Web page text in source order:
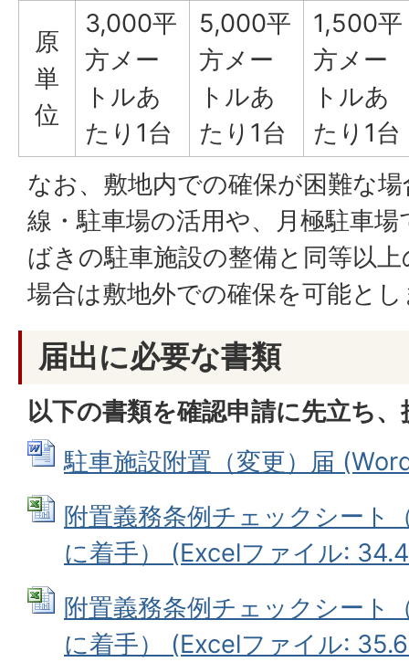
原
単
位
3,000平
方メー
トルあ
たり1台
5,000平
方メー
トルあ
たり1台
1,500平
方メー
トルあ
たり1台
なお、敷地内での確保が困難な
線・駐車場の活用や、月極駐車
ばきの駐車施設の整備と同等以
場合は敷地外での確保を可能と
届出に必要な書類
以下の書類を確認申請に先立ち
駐車施設附置（変更）届
附置義務条例チェックシート
に着手） (Excelファイル:
附置義務条例チェックシート
に着手） (Excelファイル: